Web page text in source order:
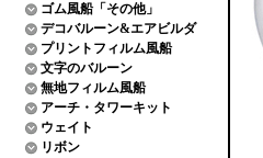
ゴム風船「その他」
デコバルーン&エアビルダ
プリントフィルム風船
文字のバルーン
無地フィルム風船
アーチ・タワーキット
ウェイト
リボン